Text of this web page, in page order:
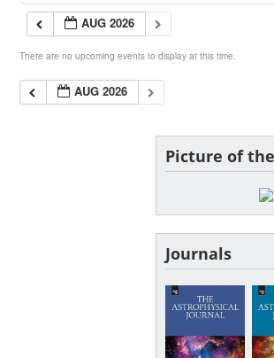
AUG 2026
There are no upcoming events to display at this time.
AUG 2026
Picture of
Journals